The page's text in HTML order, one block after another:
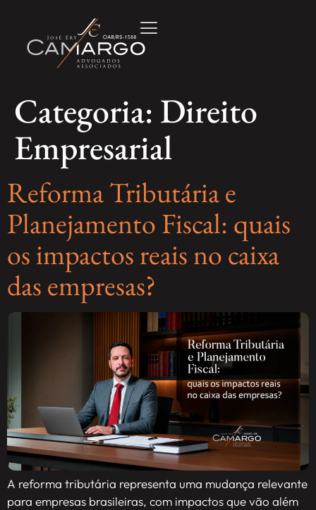
Categoria: Direito
Empresarial
Reforma Tributária e
Planejamento Fiscal: quais
os impactos reais no caixa
das empresas?
A reforma tributária representa uma mudança relevante
para empresas brasileiras, com impactos que vão além